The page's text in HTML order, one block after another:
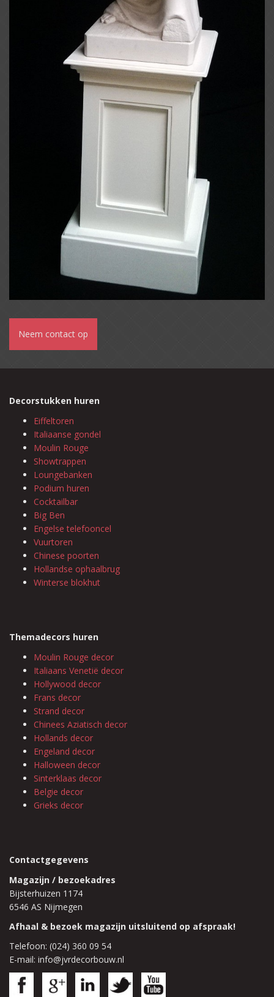
Neem contact op
Decorstukken huren
Eiffeltoren
Italiaanse gondel
Moulin Rouge
Showtrappen
Loungebanken
Podium huren
Cocktailbar
Big Ben
Engelse telefooncel
Vuurtoren
Chinese poorten
Hollandse ophaalbrug
Winterse blokhut
Themadecors huren
Moulin Rouge decor
Italiaans Venetië decor
Hollywood decor
Frans decor
Strand decor
Chinees Aziatisch decor
Hollands decor
Engeland decor
Halloween decor
Sinterklaas decor
Belgie decor
Grieks decor
Contactgegevens
Magazijn / bezoekadres
Bijsterhuizen 1174
6546 AS Nijmegen
Afhaal & bezoek magazijn uitsluitend op afspraak!
Telefoon: (024) 360 09 54
E-mail: info@jvrdecorbouw.nl